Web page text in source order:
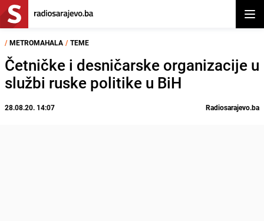
/ METROMAHALA / TEME
Četničke i desničarske organizacije u
službi ruske politike u BiH
28.08.20. 14:07 Radiosarajevo.ba